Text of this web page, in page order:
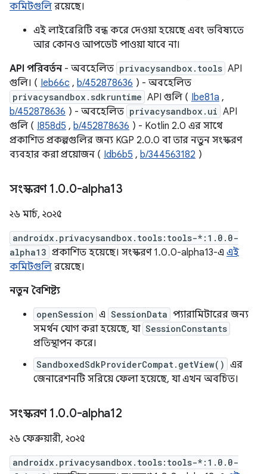
কমিটগুলি রয়েছে।
এই লাইব্রেরিটি বন্ধ করে দেওয়া হয়েছে এবং ভবিষ্যতে
আর কোনও আপডেট পাওয়া যাবে না।
API পরিবর্তন - অবহেলিত privacysandbox.tools API
গুলি। ( Ieb66c , b/452878636 ) - অবহেলিত
privacysandbox.sdkruntime API গুলি ( Ibe81a ,
b/452878636 ) - অবহেলিত privacysandbox.ui API
গুলি ( I858d5 , b/452878636 ) - Kotlin 2.0 এর সাথে
প্রকাশিত প্রকল্পগুলির জন্য KGP 2.0.0 বা তার নতুন সংস্করণ
ব্যবহার করা প্রয়োজন ( Idb6b5 , b/344563182 )
সংস্করণ 1.0.0-alpha13
২৬ মার্চ, ২০২৫
androidx.privacysandbox.tools:tools-*:1.0.0-
alpha13 প্রকাশিত হয়েছে। সংস্করণ 1.0.0-alpha13-এ এই
কমিটগুলি রয়েছে।
নতুন বৈশিষ্ট্য
openSession এ SessionData প্যারামিটারের জন্য
সমর্থন যোগ করা হয়েছে, যা SessionConstants
প্রতিস্থাপন করে।
SandboxedSdkProviderCompat.getView() এর
জেনারেশনটি সরিয়ে ফেলা হয়েছে, যা এখন অবচিত।
সংস্করণ 1.0.0-alpha12
২৬ ফেব্রুয়ারী, ২০২৫
androidx.privacysandbox.tools:tools-*:1.0.0-